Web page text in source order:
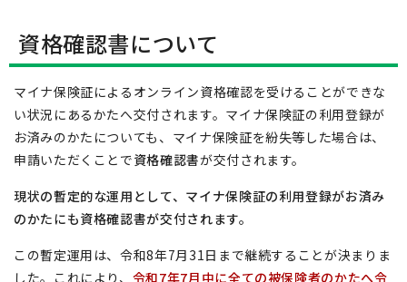
資格確認書について
マイナ保険証によるオンライン資格確認を受けることができな
い状況にあるかたへ交付されます。マイナ保険証の利用登録が
お済みのかたについても、マイナ保険証を紛失等した場合は、
申請いただくことで資格確認書が交付されます。
現状の暫定的な運用として、マイナ保険証の利用登録がお済み
のかたにも資格確認書が交付されます。
この暫定運用は、令和8年7月31日まで継続することが決まりま
した。これにより、 令和7年7月中に全ての被保険者のかたへ令